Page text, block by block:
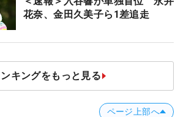
花奈、金田久美子ら1差追走
キングをもっと見る
ページ上部へ